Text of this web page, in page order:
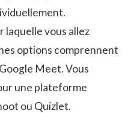
laquelle vous allez
options comprennent
Meet. Vous
une plateforme
ou Quizlet.